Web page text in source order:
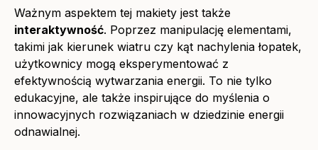
Ważnym aspektem tej makiety jest także
interaktywność. Poprzez manipulację elementami,
takimi jak kierunek wiatru czy kąt nachylenia łopatek,
użytkownicy mogą eksperymentować z
efektywnością wytwarzania energii. To nie tylko
edukacyjne, ale także inspirujące do myślenia o
innowacyjnych rozwiązaniach w dziedzinie energii
odnawialnej.